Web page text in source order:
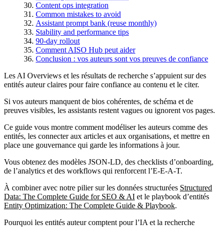
Content ops integration
Common mistakes to avoid
Assistant prompt bank (reuse monthly)
Stability and performance tips
90-day rollout
Comment AISO Hub peut aider
Conclusion : vos auteurs sont vos preuves de confiance
Les AI Overviews et les résultats de recherche s’appuient sur des
entités auteur claires pour faire confiance au contenu et le citer.
Si vos auteurs manquent de bios cohérentes, de schéma et de
preuves visibles, les assistants restent vagues ou ignorent vos pages.
Ce guide vous montre comment modéliser les auteurs comme des
entités, les connecter aux articles et aux organisations, et mettre en
place une gouvernance qui garde les informations à jour.
Vous obtenez des modèles JSON-LD, des checklists d’onboarding,
de l’analytics et des workflows qui renforcent l’E-E-A-T.
À combiner avec notre pilier sur les données structurées Structured
Data: The Complete Guide for SEO & AI et le playbook d’entités
Entity Optimization: The Complete Guide & Playbook.
Pourquoi les entités auteur comptent pour l’IA et la recherche